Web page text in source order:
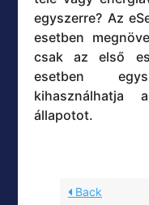
egyszerre? Az
esetben
csak az első
esetben
kihasználhatja
állapotot.
Back